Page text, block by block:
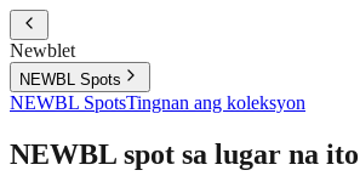
Newblet
NEWBL Spots
NEWBL SpotsTingnan ang koleksyon
NEWBL spot sa lugar na ito